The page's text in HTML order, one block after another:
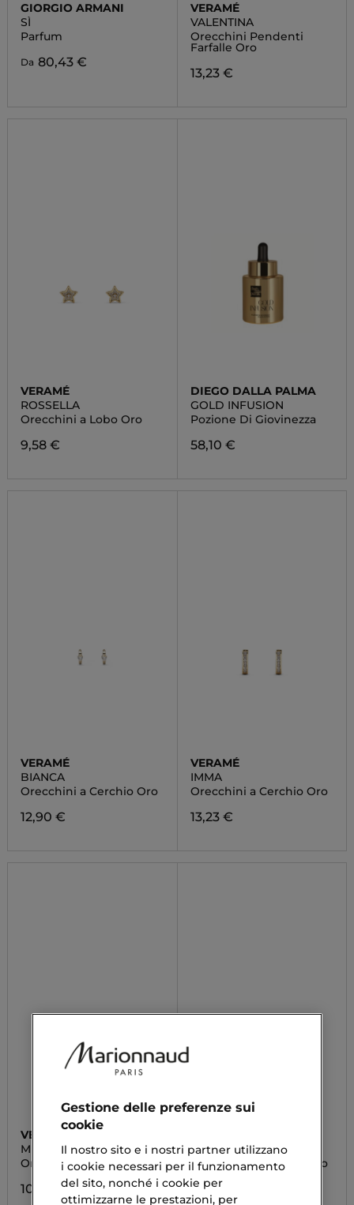
GIORGIO ARMANI
SÌ
Parfum
Da 80,43 €
VERAMÉ
VALENTINA
Orecchini Pendenti
Farfalle Oro
13,23 €
VERAMÉ
ROSSELLA
Orecchini a Lobo Oro
9,58 €
DIEGO DALLA PALMA
GOLD INFUSION
Pozione Di Giovinezza
58,10 €
VERAMÉ
BIANCA
Orecchini a Cerchio Oro
12,90 €
VERAMÉ
IMMA
Orecchini a Cerchio Oro
13,23 €
VERAMÉ
MIRANDA
Orecchini a Cerchio Oro
10,90 €
MARA
Orecchini a Cerchio Oro
7,43 €
Gestione delle preferenze sui
cookie
Il nostro sito e i nostri partner utilizzano
i cookie necessari per il funzionamento
del sito, nonché i cookie per
ottimizzarne le prestazioni, per